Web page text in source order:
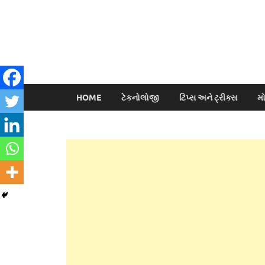
HOME ટેકનોલોજી ટિપ્સ અને ટ્રીક્સ